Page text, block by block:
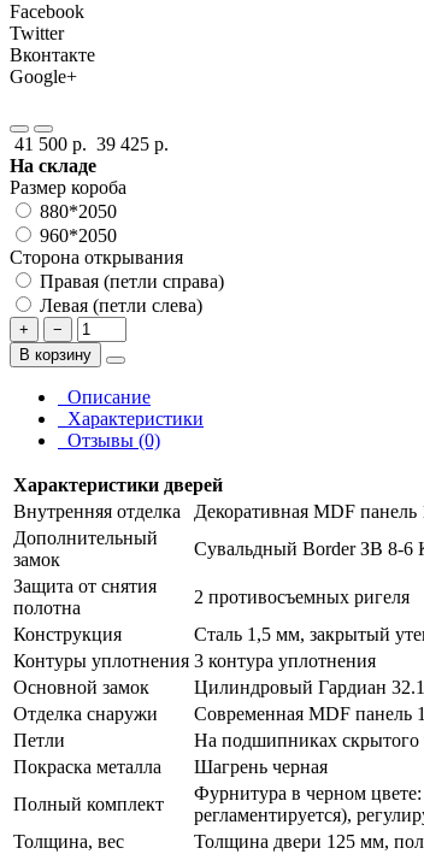
Facebook
Twitter
Вконтакте
Google+
41 500 р. 39 425 р.
На складе
Размер короба
880*2050
960*2050
Сторона открывания
Правая (петли справа)
Левая (петли слева)
+
−
В корзину
Описание
Характеристики
Отзывы (0)
Характеристики дверей
Внутренняя отделка
Декоративная MDF
Дополнительный
замок
Сувальдный Border ЗВ 8-6
Защита от снятия
полотна
2 противосъемных ригеля
Конструкция
Сталь 1,5 мм, закрытый
Контуры уплотнения 3 контура уплотнения
Основной замок
Цилиндровый Гардиан
Отделка снаружи
Современная MDF панель
Петли
На подшипниках скрытого
Покраска металла
Шагрень черная
Полный комплект
Фурнитура в черном
регламентируется),
Толщина, вес
Толщина двери 125 мм,